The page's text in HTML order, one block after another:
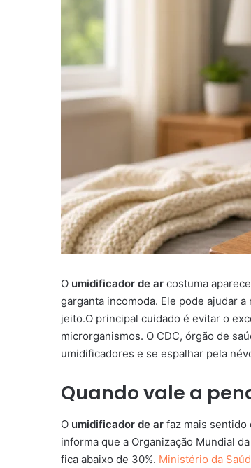
O umidificador de ar costuma
garganta incomoda. Ele pode ajudar
jeito.O principal cuidado é evitar o
microrganismos. O CDC, órgão de
umidificadores e se espalhar pela
Quando vale a
O umidificador de ar faz mais sentido
informa que a Organização Mundial
fica abaixo de 30%. Ministério da